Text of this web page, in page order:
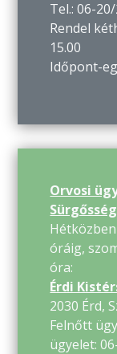
Tel.: 06-
Rendel
15.00
Időpont-
Orvosi
óráig,
óra:
Érdi
2030 Érd,
Felnőtt
ügyelet: